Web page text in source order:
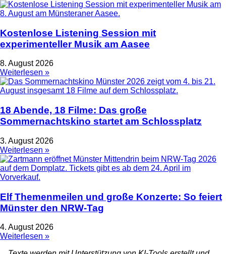
Kostenlose Listening Session mit
experimenteller Musik am Aasee
8. August 2026
Weiterlesen »
18 Abende, 18 Filme: Das große
Sommernachtskino startet am Schlossplatz
3. August 2026
Weiterlesen »
Elf Themenmeilen und große Konzerte: So feiert
Münster den NRW-Tag
4. August 2026
Weiterlesen »